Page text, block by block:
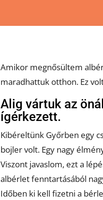
Amikor megnősültem
maradhattuk otthon. Ez
Alig vártuk az
ígérkezett.
Kibéreltünk Győrben egy
bojler volt. Egy nagy
Viszont javaslom, ezt a
albérlet fenntartásából
Időben ki kell fizetni a